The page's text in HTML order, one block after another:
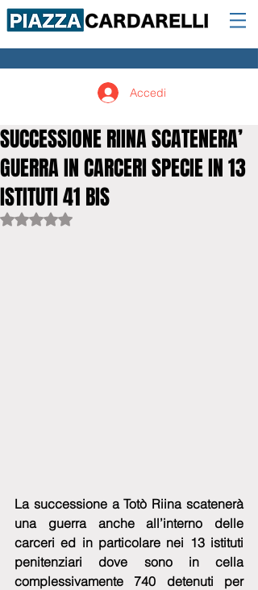
Accedi
SUCCESSIONE RIINA SCATENERA’
GUERRA IN CARCERI SPECIE IN 13
ISTITUTI 41 BIS
Valutazione NaN stelle su 5.
La successione a Totò Riina scatenerà
una guerra anche all’interno delle
carceri ed in particolare nei 13 istituti
penitenziari dove sono in cella
complessivamente 740 detenuti per